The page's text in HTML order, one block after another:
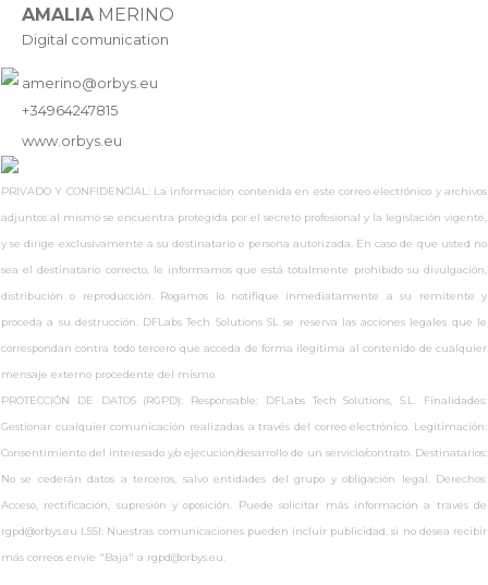
AMALIA MERINO
Digital comunication
amerino@orbys.eu
+34964247815
www.orbys.eu
PRIVADO Y CONFIDENCIAL: La información contenida en este correo electrónico y archivos
adjuntos al mismo se encuentra protegida por el secreto profesional y la legislación vigente,
y se dirige exclusivamente a su destinatario o persona autorizada. En caso de que usted no
sea el destinatario correcto, le informamos que está totalmente prohibido su divulgación,
distribución o reproducción. Rogamos lo notifique inmediatamente a su remitente y
proceda a su destrucción. DFLabs Tech Solutions SL se reserva las acciones legales que le
correspondan contra todo tercero que acceda de forma ilegítima al contenido de cualquier
mensaje externo procedente del mismo.
PROTECCIÓN DE DATOS (RGPD): Responsable: DFLabs Tech Solutions, S.L. Finalidades:
Gestionar cualquier comunicación realizadas a través del correo electrónico. Legitimación:
Consentimiento del interesado y/o ejecución/desarrollo de un servicio/contrato. Destinatarios:
No se cederán datos a terceros, salvo entidades del grupo y obligación legal. Derechos:
Acceso, rectificación, supresión y oposición. Puede solicitar más información a través de
rgpd@orbys.eu LSSI: Nuestras comunicaciones pueden incluir publicidad, si no desea recibir
más correos envíe "Baja" a rgpd@orbys.eu.